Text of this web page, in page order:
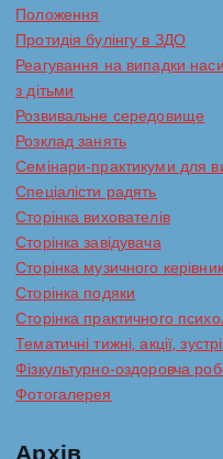
Положення
Протидія булінгу в ЗДО
Реагування на випадки
з дітьми
Розвивальне середовище
Розклад занять
Семінари-практикуми для
Спеціалісти радять
Сторінка вихователів
Сторінка завідувача
Сторінка музичного
Сторінка подяки
Сторінка практичного
Тематичні тижні, акції,
Фізкультурно-оздоровча
Фотогалерея